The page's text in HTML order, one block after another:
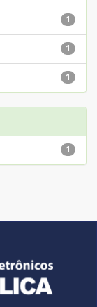
1
1
1
1